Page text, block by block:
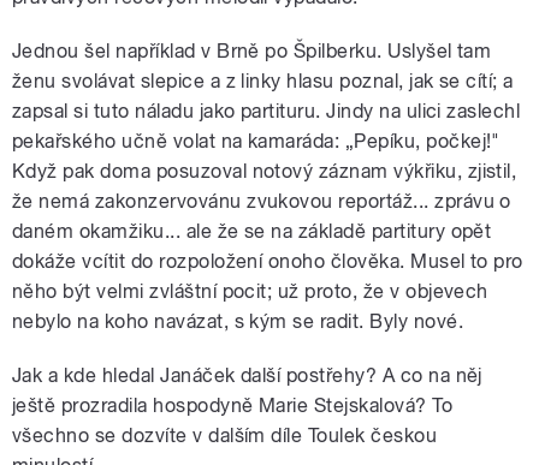
Jednou šel například v Brně po Špilberku. Uslyšel tam
ženu svolávat slepice a z linky hlasu poznal, jak se cítí; a
zapsal si tuto náladu jako partituru. Jindy na ulici zaslechl
pekařského učně volat na kamaráda: „Pepíku, počkej!"
Když pak doma posuzoval notový záznam výkřiku, zjistil,
že nemá zakonzervovánu zvukovou reportáž... zprávu o
daném okamžiku... ale že se na základě partitury opět
dokáže vcítit do rozpoložení onoho člověka. Musel to pro
něho být velmi zvláštní pocit; už proto, že v objevech
nebylo na koho navázat, s kým se radit. Byly nové.
Jak a kde hledal Janáček další postřehy? A co na něj
ještě prozradila hospodyně Marie Stejskalová? To
všechno se dozvíte v dalším díle Toulek českou